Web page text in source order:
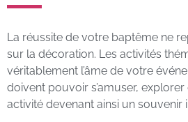
La réussite de votre baptême ne
sur la décoration. Les activités
véritablement l’âme de votre
doivent pouvoir s’amuser,
activité devenant ainsi un souvenir